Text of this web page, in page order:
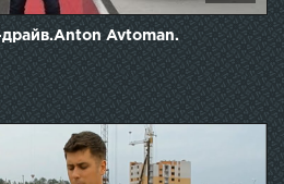
Avtoman.